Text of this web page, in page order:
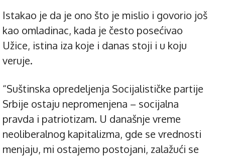
Istakao je da je ono što je mislio i govorio još
kao omladinac, kada je često posećivao
Užice, istina iza koje i danas stoji i u koju
veruje.
“Suštinska opredeljenja Socijalističke partije
Srbije ostaju nepromenjena – socijalna
pravda i patriotizam. U današnje vreme
neoliberalnog kapitalizma, gde se vrednosti
menjaju, mi ostajemo postojani, zalažući se